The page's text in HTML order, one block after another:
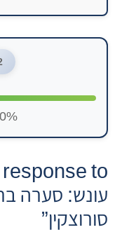
80% אהבו
עונש: סערה
סורוצקין”